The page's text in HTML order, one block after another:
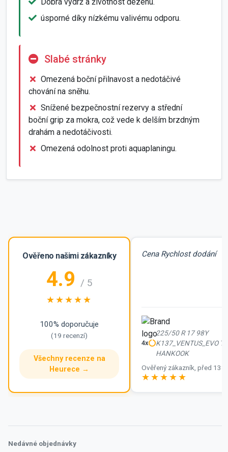
úsporné díky nízkému valivému odporu.
Slabé stránky
Omezená boční přilnavost a nedotáčivé
chování na sněhu.
Snížené bezpečnostní rezervy a střední
boční grip za mokra, což vede k delším brzdným
drahám a nedotáčivosti.
Omezená odolnost proti aquaplaningu.
Ověřeno našimi zákazníky
4.9 / 5
100% doporučuje
(19 recenzí)
Všechny recenze na
Heurece →
Cena Rychlost dodání
4x
225/50 R 17 98Y
K137_VENTUS_EVO
HANKOOK
Ověřený zákazník, před 138
hodnocení 5.0 z 5
Nedávné objednávky